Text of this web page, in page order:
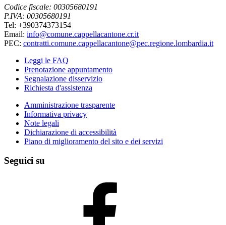
Codice fiscale: 00305680191
P.IVA: 00305680191
Tel: +390374373154
Email: info@comune.cappellacantone.cr.it
PEC: contratti.comune.cappellacantone@pec.regione.lombardia.it
Leggi le FAQ
Prenotazione appuntamento
Segnalazione disservizio
Richiesta d'assistenza
Amministrazione trasparente
Informativa privacy
Note legali
Dichiarazione di accessibilità
Piano di miglioramento del sito e dei servizi
Seguici su